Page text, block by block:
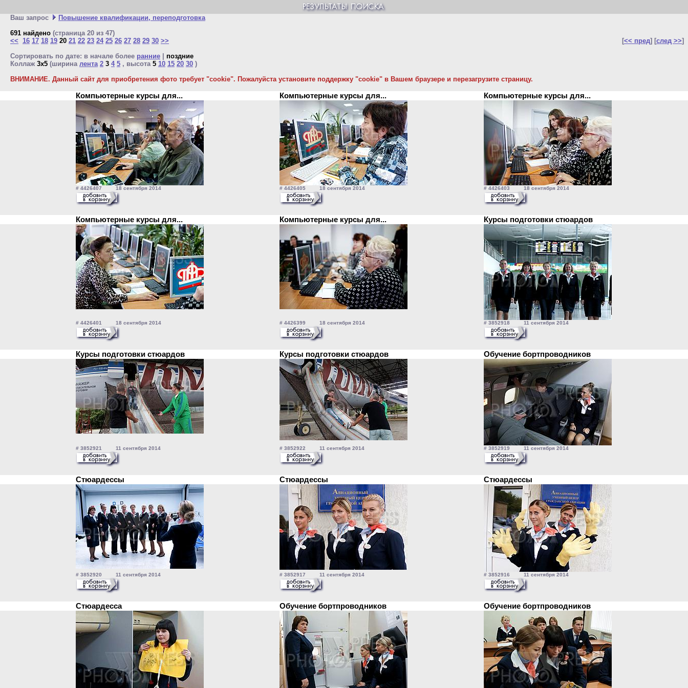
Ваш запрос
Повышение квалификации, переподготовка
691 найдено (страница 20 из 47)
<< 16 17 18 19 20 21 22 23 24 25 26 27 28 29 30 >> [<< пред] [след >>]
Сортировать по дате: в начале более ранние
поздние
Коллаж 3x5 (ширина лента 2 3 4 5 , высота 5 10 15 20 30 )
ВНИМАНИЕ. Данный сайт для приобретения фото требует "cookie". Пожалуйста установите поддержку "cookie" в Вашем браузере и перезагрузите страницу.
Компьютерные курсы для... Компьютерные курсы для... Компьютерные курсы для...
# 4426407 18 сентября 2014 # 4426405 18 сентября 2014 # 4426403 18 сентября 2014
Компьютерные курсы для... Компьютерные курсы для... Курсы подготовки стюардов
# 4426401 18 сентября 2014 # 4426399 18 сентября 2014 # 3852918 11 сентября 2014
Курсы подготовки стюардов Курсы подготовки стюардов Обучение бортпроводников
# 3852921 11 сентября 2014 # 3852922 11 сентября 2014 # 3852919 11 сентября 2014
Стюардессы Стюардессы Стюардессы
# 3852920 11 сентября 2014 # 3852917 11 сентября 2014 # 3852916 11 сентября 2014
Стюардесса Обучение бортпроводников Обучение бортпроводников